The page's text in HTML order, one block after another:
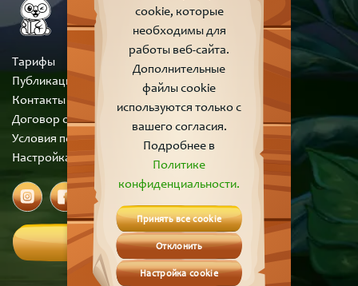
Тарифы
Публикации
Контакты
Договор оферты
Условия пользования сайтом
Настройка cookie
Вход
cookie, которые
необходимы для
работы веб-сайта.
Дополнительные
файлы cookie
используются только с
вашего согласия.
Подробнее в
Политике
конфиденциальности.
Принять все cookie
Отклонить
Настройка cookie